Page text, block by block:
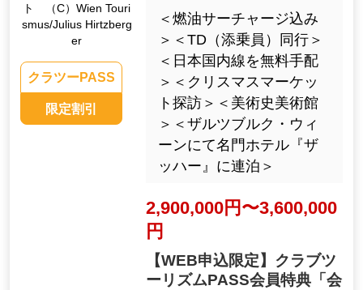
ト （C）Wien Touri
smus/Julius Hirtzberg
er
クラツーPASS
限定割引
＜燃油サーチャージ込み
＞＜TD（添乗員）同行＞
＜日本国内線を無料手配
＞＜クリスマスマーケッ
ト探訪＞＜美術史美術館
＞＜ザルツブルク・ウィ
ーンにて名門ホテル『ザ
ッハー』に連泊＞
2,900,000円〜3,600,000
円
【WEB申込限定】クラブツ
ーリズムPASS会員特典「会